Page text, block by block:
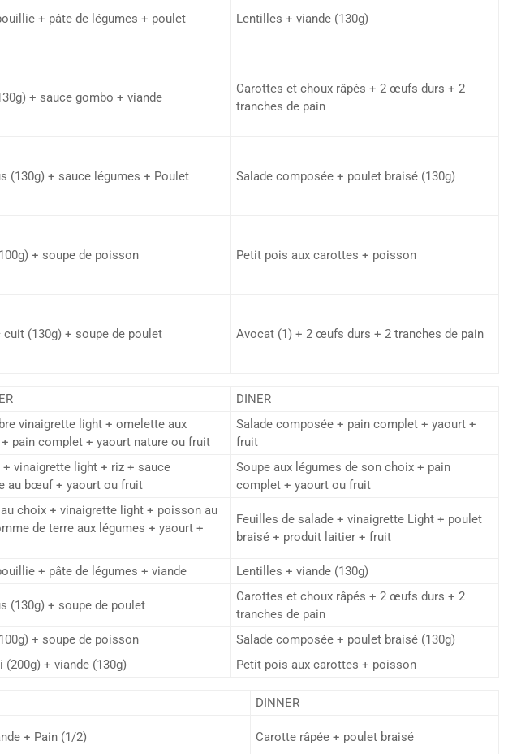
+ pâte de légumes + poulet Lentilles + viande (130g)
+ sauce gombo + viande
Carottes et choux râpés + 2 œufs durs + 2
tranches de pain
(130g) + sauce légumes + Poulet Salade composée + poulet braisé (130g)
+ soupe de poisson Petit pois aux carottes + poisson
cuit (130g) + soupe de poulet Avocat (1) + 2 œufs durs + 2 tranches de pain
DINER
vinaigrette light + omelette aux
+ pain complet + yaourt nature ou fruit
Salade composée + pain complet + yaourt +
fruit
vinaigrette light + riz + sauce
au bœuf + yaourt ou fruit
Soupe aux légumes de son choix + pain
complet + yaourt ou fruit
choix + vinaigrette light + poisson au
de terre aux légumes + yaourt +
Feuilles de salade + vinaigrette Light + poulet
braisé + produit laitier + fruit
+ pâte de légumes + viande Lentilles + viande (130g)
(130g) + soupe de poulet
Carottes et choux râpés + 2 œufs durs + 2
tranches de pain
+ soupe de poisson
Salade composée + poulet braisé (130g)
(200g) + viande (130g) Petit pois aux carottes + poisson
DINNER
+ Pain (1/2) Carotte râpée + poulet braisé